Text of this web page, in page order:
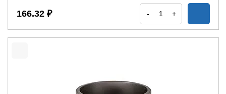
166.32 ₽ - +